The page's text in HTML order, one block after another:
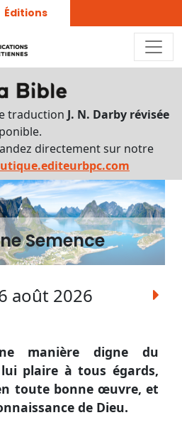
Éditions
traduction J. N. Darby révisée
directement sur notre
Semence
août 2026
manière digne du
plaire à tous égards,
toute bonne œuvre, et
de Dieu.